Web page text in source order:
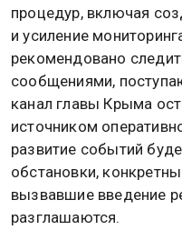
процедур, включая
и усиление
рекомендовано
сообщениями,
канал главы Крыма
источником
развитие событий
обстановки,
вызвавшие введение
разглашаются.